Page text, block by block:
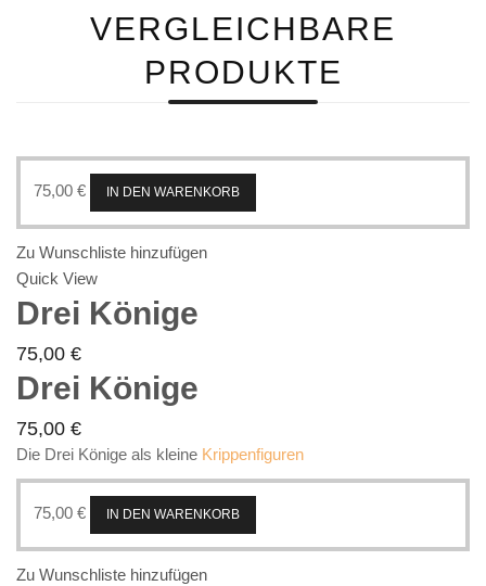
VERGLEICHBARE
PRODUKTE
75,00 € IN DEN WARENKORB
Zu Wunschliste hinzufügen
Quick View
Drei Könige
75,00 €
Drei Könige
75,00 €
Die Drei Könige als kleine Krippenfiguren
75,00 € IN DEN WARENKORB
Zu Wunschliste hinzufügen